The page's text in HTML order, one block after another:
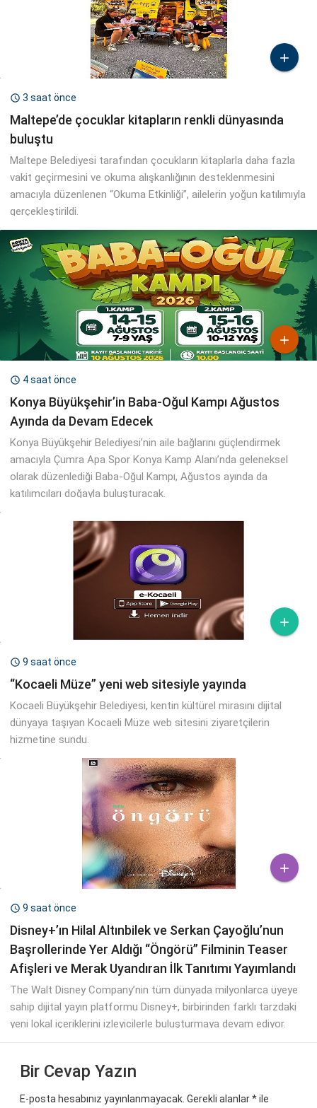

 3 saat önce
Maltepe’de çocuklar kitapların renkli dünyasında
buluştu
Maltepe Belediyesi tarafından çocukların kitaplarla daha fazla
vakit geçirmesini ve okuma alışkanlığının desteklenmesini
amacıyla düzenlenen “Okuma Etkinliği”, ailelerin yoğun katılımıyla
gerçekleştirildi.

 4 saat önce
Konya Büyükşehir’in Baba-Oğul Kampı Ağustos
Ayında da Devam Edecek
Konya Büyükşehir Belediyesi’nin aile bağlarını güçlendirmek
amacıyla Çumra Apa Spor Konya Kamp Alanı’nda geleneksel
olarak düzenlediği Baba-Oğul Kampı, Ağustos ayında da
katılımcıları doğayla buluşturacak.

 9 saat önce
“Kocaeli Müze” yeni web sitesiyle yayında
Kocaeli Büyükşehir Belediyesi, kentin kültürel mirasını dijital
dünyaya taşıyan Kocaeli Müze web sitesini ziyaretçilerin
hizmetine sundu.

 9 saat önce
Disney+’ın Hilal Altınbilek ve Serkan Çayoğlu’nun
Başrollerinde Yer Aldığı “Öngörü” Filminin Teaser
Afişleri ve Merak Uyandıran İlk Tanıtımı Yayımlandı
The Walt Disney Company’nin tüm dünyada milyonlarca üyeye
sahip dijital yayın platformu Disney+, birbirinden farklı tarzdaki
yeni lokal içeriklerini izleyicilerle buluşturmaya devam ediyor.
Bir Cevap Yazın
E-posta hesabınız yayınlanmayacak. Gerekli alanlar*ile